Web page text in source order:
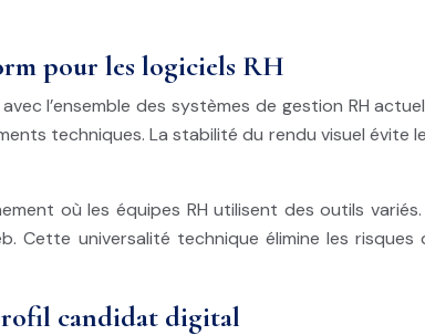
pour les logiciels RH
l’ensemble des systèmes de gestion RH
techniques. La stabilité du rendu visuel évite
où les équipes RH utilisent des outils
Cette universalité technique élimine les
candidat digital